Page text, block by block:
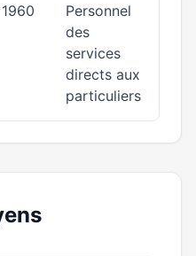
Personnel
des
services
directs aux
particuliers